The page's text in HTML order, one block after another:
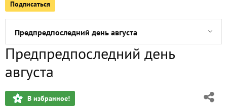
Подписаться
Последний день лета
Предпредпоследний день августа
Яблоки
Укрывной материал, многолетний цикл
Топинамбуры
Предпредпоследний день
августа
В избранное!